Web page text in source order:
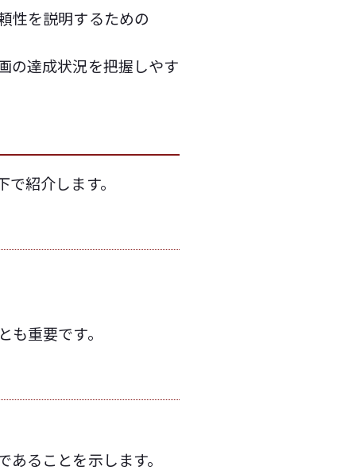
性を説明するための
の達成状況を把握しやす
紹介します。
重要です。
ることを示します。